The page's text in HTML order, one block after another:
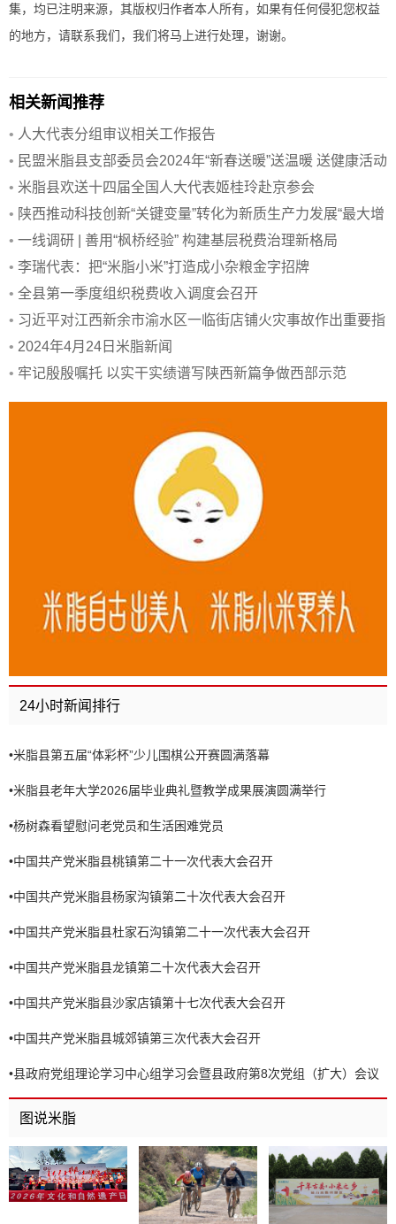
集，均已注明来源，其版权归作者本人所有，如果有任何侵犯您权益
的地方，请联系我们，我们将马上进行处理，谢谢。
相关新闻推荐
• 人大代表分组审议相关工作报告
• 民盟米脂县支部委员会2024年“新春送暖”送温暖 送健康活动
举行
• 米脂县欢送十四届全国人大代表姬桂玲赴京参会
• 陕西推动科技创新“关键变量”转化为新质生产力发展“最大增
量”
• 一线调研 | 善用“枫桥经验” 构建基层税费治理新格局
• 李瑞代表：把“米脂小米”打造成小杂粮金字招牌
• 全县第一季度组织税费收入调度会召开
• 习近平对江西新余市渝水区一临街店铺火灾事故作出重要指
示
• 2024年4月24日米脂新闻
• 牢记殷殷嘱托 以实干实绩谱写陕西新篇争做西部示范
24小时新闻排行
•米脂县第五届“体彩杯”少儿围棋公开赛圆满落幕
•米脂县老年大学2026届毕业典礼暨教学成果展演圆满举行
•杨树森看望慰问老党员和生活困难党员
•中国共产党米脂县桃镇第二十一次代表大会召开
•中国共产党米脂县杨家沟镇第二十次代表大会召开
•中国共产党米脂县杜家石沟镇第二十一次代表大会召开
•中国共产党米脂县龙镇第二十次代表大会召开
•中国共产党米脂县沙家店镇第十七次代表大会召开
•中国共产党米脂县城郊镇第三次代表大会召开
•县政府党组理论学习中心组学习会暨县政府第8次党组（扩大）会议
召开
图说米脂